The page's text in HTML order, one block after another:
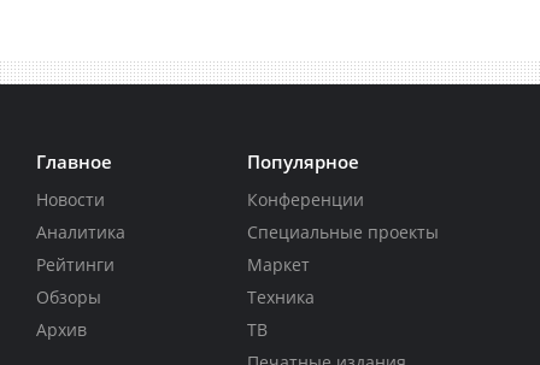
Главное
Новости
Аналитика
Рейтинги
Обзоры
Архив
Популярное
Конференции
Специальные проекты
Маркет
Техника
ТВ